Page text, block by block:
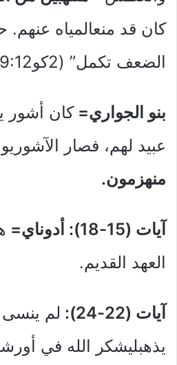
كان قد منعالمياه
الضعف تكمل” (2كو9:12)
بنو الجواري=كان أشور
عبيد لهم، فصار
منهزمون.
آيات (15-18): أدوناي=
العهد القديم.
آيات (22-24):
لم
يذهبليشكر الله في